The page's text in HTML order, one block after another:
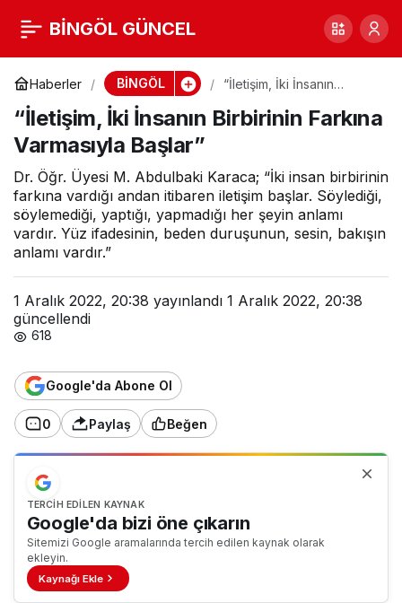
BİNGÖL GÜNCEL
Haberler BİNGÖL
“İletişim, İki İnsanın
Varmasıyla Başlar”
“İletişim, İki İnsanın Birbirinin Farkına
Varmasıyla Başlar”
Dr. Öğr. Üyesi M. Abdulbaki Karaca; “İki insan birbirinin
farkına vardığı andan itibaren iletişim başlar. Söylediği,
söylemediği, yaptığı, yapmadığı her şeyin anlamı
vardır. Yüz ifadesinin, beden duruşunun, sesin, bakışın
anlamı vardır.”
1 Aralık 2022, 20:38 yayınlandı 1 Aralık 2022, 20:38
güncellendi
618
Google'da Abone Ol
0 Paylaş Beğen
TERCIH EDILEN KAYNAK
Google'da bizi öne çıkarın
Sitemizi Google aramalarında tercih edilen kaynak olarak
ekleyin.
Kaynağı Ekle
“İletişim, İki İnsanın
Birbirinin Farkına
Varmasıyla Başlar”
0